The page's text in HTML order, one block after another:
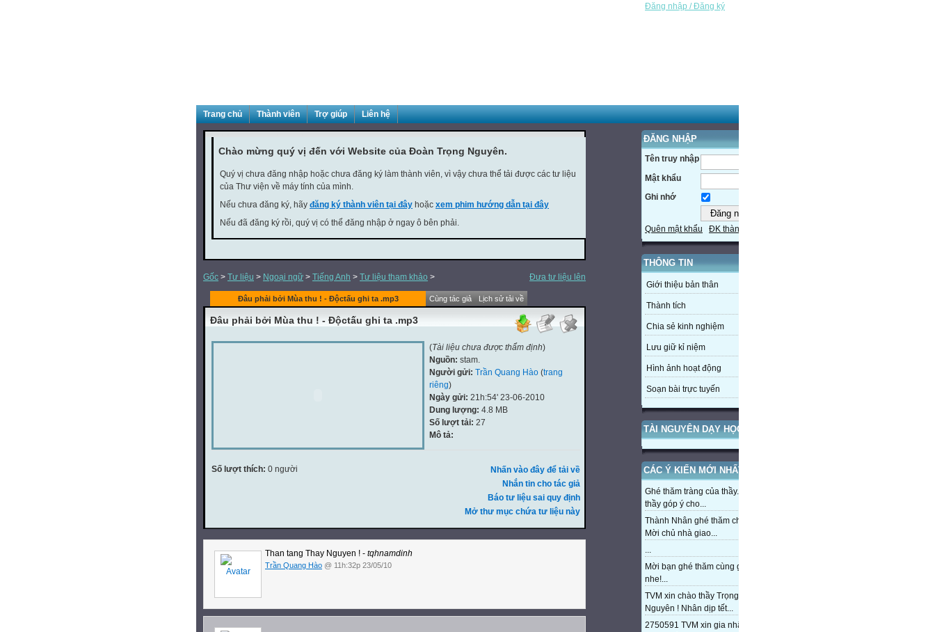
Đăng nhập / Đăng ký
Trang chủ Thành viên Trợ giúp Liên hệ
ĐĂNG NHẬP
Tên truy nhập
Mật khẩu
Ghi nhớ
Quên mật khẩu ĐK thành viên
THÔNG TIN
Giới thiệu bản thân
Thành tích
Chia sẻ kinh nghiệm
Lưu giữ kỉ niệm
Hình ảnh hoạt động
Soạn bài trực tuyến
TÀI NGUYÊN DẠY HỌC
CÁC Ý KIẾN MỚI NHẤT
Ghé thăm tràng của thầy. Mong
thầy góp ý cho...
Thành Nhân ghé thăm chủ nhà,
Mời chủ nhà giao...
...
Mời bạn ghé thăm cùng giao lưu
nhe!...
TVM xin chào thầy Trọng
Nguyên ! Nhân dịp tết...
2750591 TVM xin gia nhập trang
Chào mừng quý vị đến với Website của Đoàn Trọng Nguyên.
Quý vị chưa đăng nhập hoặc chưa đăng ký làm thành viên, vì vậy chưa thể tải được các tư liệu
của Thư viện về máy tính của mình.
Nếu chưa đăng ký, hãy đăng ký thành viên tại đây hoặc xem phim hướng dẫn tại đây
Nếu đã đăng ký rồi, quý vị có thể đăng nhập ở ngay ô bên phải.
Đưa tư liệu lên
Gốc > Tư liệu > Ngoại ngữ > Tiếng Anh > Tư liệu tham khảo >
Đâu phải bởi Mùa thu ! - Độctấu ghi ta .mp3 Cùng tác giả Lịch sử tải về
Đâu phải bởi Mùa thu ! - Độctấu ghi ta .mp3
(Tài liệu chưa được thẩm định)
Nguồn: stam.
Người gửi: Trần Quang Hào (trang
riêng)
Ngày gửi: 21h:54' 23-06-2010
Dung lượng: 4.8 MB
Số lượt tải: 27
Mô tả:
Nhấn vào đây để tải về
Nhắn tin cho tác giả
Báo tư liệu sai quy định
Mở thư mục chứa tư liệu này
Số lượt thích: 0 người
Than tang Thay Nguyen ! - tqhnamdinh
Trần Quang Hào @ 11h:32p 23/05/10